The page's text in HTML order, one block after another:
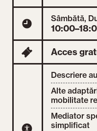
Sâmbătă,
Acces
Descriere
Alte
mobilitate
Mediator
simplificat